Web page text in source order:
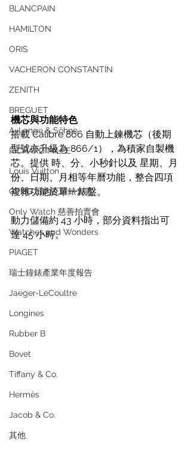
BLANCPAIN
HAMILTON
ORIS
VACHERON CONSTANTIN
ZENITH
BREGUET
A. Lange & Söhne
RICHARD MILLE
Louis Vuitton
GPHG 日內瓦鐘錶大賞
Only Watch 慈善拍賣會
Watches and Wonders
PIAGET
瑞士鐘錶產業年度報告
Jaeger-LeCoultre
Longines
Rubber B
Bovet
Tiffany & Co.
Hermès
Jacob & Co.
其他
機芯與功能特色
搭載 Calibre 866 自動上鍊機芯（後期
型號亦升級為 866/1），為積家自製機
芯。提供 時、分、小秒針以及 星期、月
份、日期、月相等年曆功能，整合四項
複雜功能於單一錶盤。
動力儲備約 43 小時，部分資料指出可
達 45 小時。